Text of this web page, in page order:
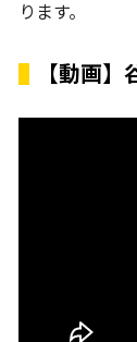
ります。
【動画